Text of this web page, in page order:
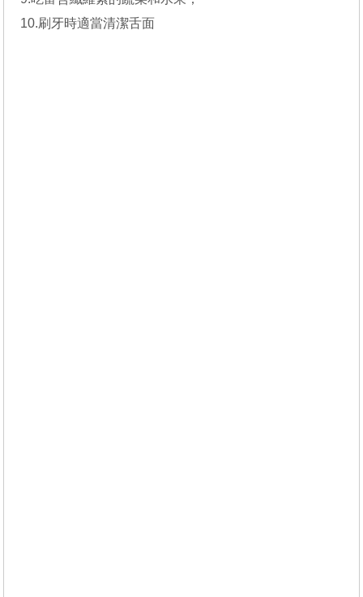
10.刷牙時適當清潔舌面